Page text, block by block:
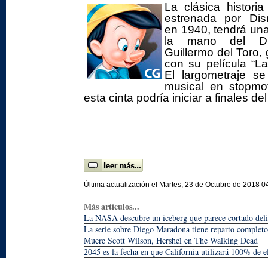
La clásica
estrenada por
en 1940, tendrá
la mano del
Guillermo del
con su película
El largometraje
musical en
esta cinta podría iniciar a finales
Última actualización el Martes, 23 de Octubre de 2018
Más artículos...
La NASA descubre un iceberg que parece cortado
La serie sobre Diego Maradona tiene reparto completo
Muere Scott Wilson, Hershel en The Walking Dead
2045 es la fecha en que California utilizará 100% de